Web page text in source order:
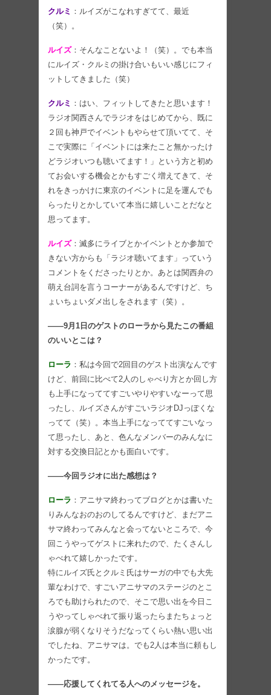
クルミ ：ルイズがこなれすぎてて、最近
（笑）。
ルイズ：そんなことないよ！（笑）。でも本当
にルイズ・クルミの掛け合いもいい感じにフィ
ットしてきました（笑）
クルミ ：はい、フィットしてきたと思います！
ラジオ関西さんでラジオをはじめてから、既に
２回も神戸でイベントもやらせて頂いてて、そ
こで実際に「イベントには来たこと無かったけ
どラジオいつも聴いてます！」という方と初め
てお会いする機会とかもすごく増えてきて、そ
れをきっかけに東京のイベントに足を運んでも
らったりとかしていて本当に嬉しいことだなと
思ってます。
ルイズ：滅多にライブとかイベントとか参加で
きない方からも「ラジオ聴いてます」っていう
コメントをくださったりとか。あとは関西弁の
萌え台詞を言うコーナーがあるんですけど、ち
ょいちょいダメ出しをされます（笑）。
――9月1日のゲストのローラから見たこの番組
のいいとこは？
ローラ ：私は今回で2回目のゲスト出演なんです
けど、前回に比べて2人のしゃべり方とか回し方
も上手になっててすごいやりやすいなーって思
ったし、ルイズさんがすごいラジオDJっぽくな
ってて（笑）。本当上手になっててすごいなっ
て思ったし、あと、色んなメンバーのみんなに
対する交換日記とかも面白いです。
――今回ラジオに出た感想は？
ローラ ：アニサマ終わってブログとかは書いた
りみんなおのおのしてるんですけど、まだアニ
サマ終わってみんなと会ってないところで、今
回こうやってゲストに来れたので、たくさんし
ゃべれて嬉しかったです。
特にルイズ氏とクルミ氏はサーガの中でも大先
輩なわけで、すごいアニサマのステージのとこ
ろでも助けられたので、そこで思い出を今日こ
うやってしゃべれて振り返ったらまたちょっと
涙腺が弱くなりそうだなってくらい熱い思い出
でしたね、アニサマは。でも2人は本当に頼もし
かったです。
――応援してくれてる人へのメッセージを。